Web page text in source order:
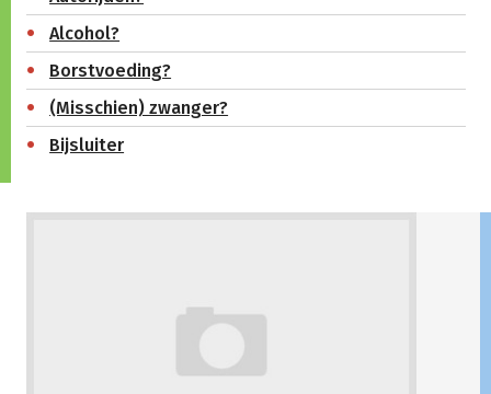
Alcohol?
Borstvoeding?
(Misschien) zwanger?
Bijsluiter